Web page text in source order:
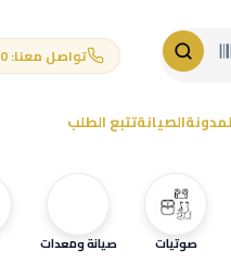
تواصل معنا: 0598748000
الصيانةتتبع الطلب
صوتيات صيانة ومعدات